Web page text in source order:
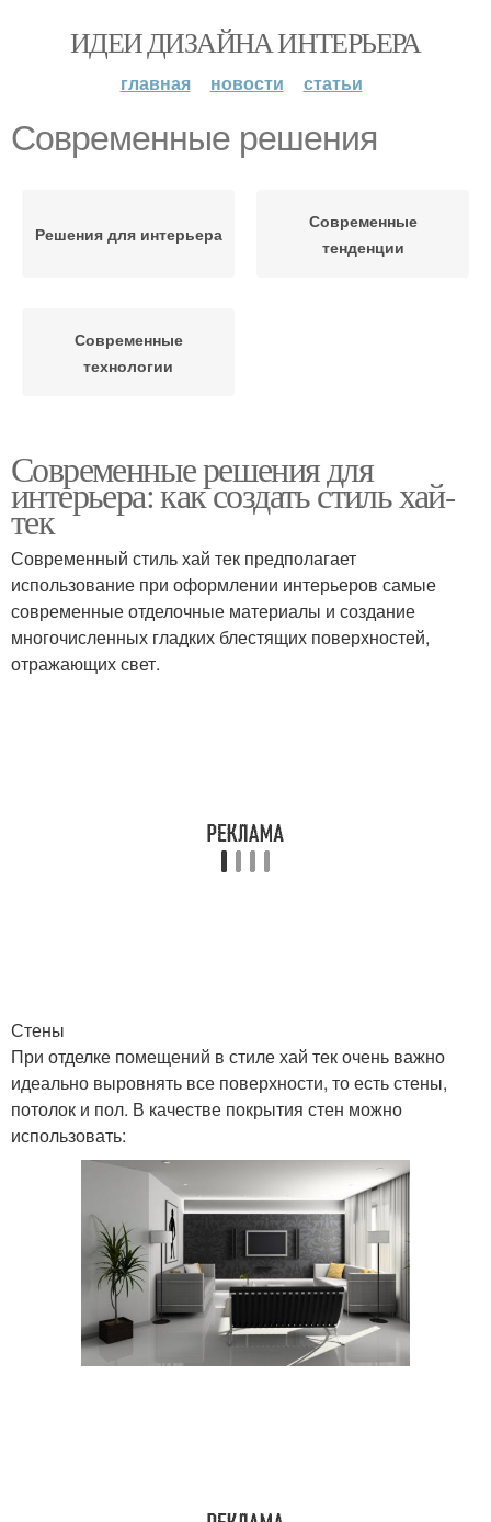
ИДЕИ ДИЗАЙНА ИНТЕРЬЕРА
главная новости статьи
Современные решения
Решения для интерьера
Современные
тенденции
Современные
технологии
Современные решения для
интерьера: как создать стиль хай-
тек
Современный стиль хай тек предполагает
использование при оформлении интерьеров самые
современные отделочные материалы и создание
многочисленных гладких блестящих поверхностей,
отражающих свет.
Стены
При отделке помещений в стиле хай тек очень важно
идеально выровнять все поверхности, то есть стены,
потолок и пол. В качестве покрытия стен можно
использовать: